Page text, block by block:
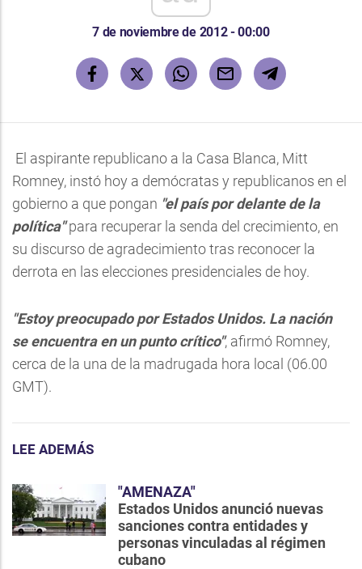
7 de noviembre de 2012 - 00:00
El aspirante republicano a la Casa Blanca, Mitt
Romney, instó hoy a demócratas y republicanos en el
gobierno a que pongan "el país por delante de la
política"para recuperar la senda del crecimiento, en
su discurso de agradecimiento tras reconocer la
derrota en las elecciones presidenciales de hoy.
"Estoy preocupado por Estados Unidos. La nación
se encuentra en un punto crítico", afirmó Romney,
cerca de la una de la madrugada hora local (06.00
GMT).
LEE ADEMÁS
"AMENAZA"
Estados Unidos anunció nuevas
sanciones contra entidades y
personas vinculadas al régimen
cubano